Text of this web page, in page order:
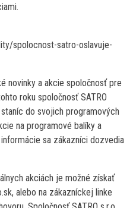
spolocnost-satro-oslavuje-
novinky a akcie spoločnosť pre
roku spoločnosť SATRO
do svojich programových
na programové balíky a
sa zákazníci dozvedia
akciách je možné získať
alebo na zákazníckej linke